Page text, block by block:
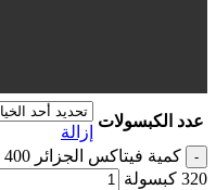
عدد الكبسولات
إزالة
320 كبسولة